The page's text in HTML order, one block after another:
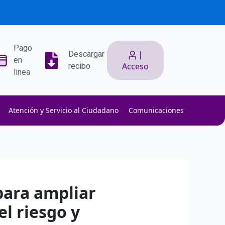
Pago
en
linea
Descargar
recibo
|
Acceso
Atención y Servicio al Ciudadano Comunicaciones
ampliar
riesgo y